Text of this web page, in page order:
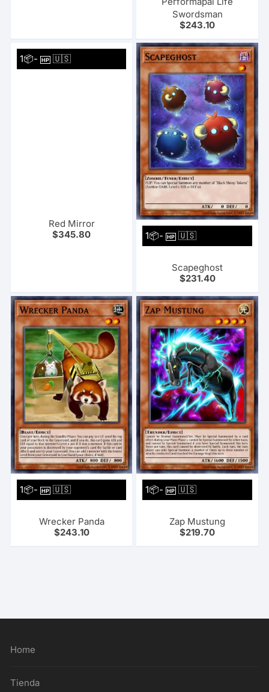
Swordsman
$243.10
1📦-HP 🇺🇸
Red Mirror
$345.80 1📦-HP 🇺🇸
Scapeghost
$231.40
1📦-HP 🇺🇸
Wrecker Panda
$243.10
1📦-HP 🇺🇸
Zap Mustung
$219.70
Home
Tienda